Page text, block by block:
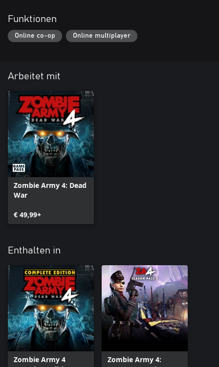
Funktionen
Online co-op Online multiplayer
Arbeitet mit
Zombie Army 4: Dead
War
€ 49,99+
Enthalten in
Zombie Army 4
Zombie Army 4: